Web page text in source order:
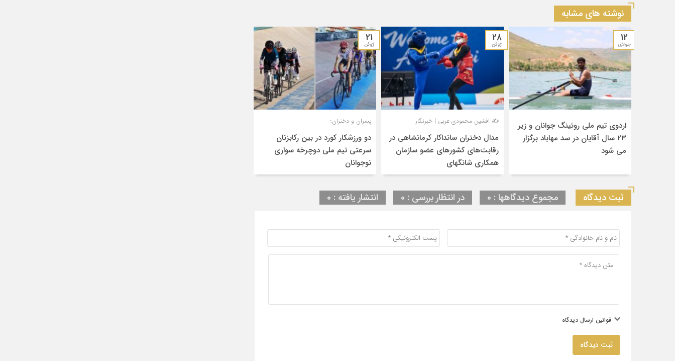
نوشته های مشابه
12
جولای
اردوی تیم ملی روئینگ جوانان و زیر
۲۳ سال آقایان در سد مهاباد برگزار
می شود
28
ژوئن
✍️ افشین محمودی عربی | خبرنگار
مدال دختران سانداکار کرمانشاهی در
رقابت‌های کشورهای عضو سازمان
همکاری شانگهای
21
ژوئن
پسران و دختران؛
دو ورزشکار کورد در بین رکابزنان
سرعتی تیم‌‌ ملی دوچرخه سواری
نوجوانان
ثبت دیدگاه مجموع دیدگاهها : 0 در انتظار بررسی : 0 انتشار یافته : 0
قوانین ارسال دیدگاه
ثبت دیدگاه